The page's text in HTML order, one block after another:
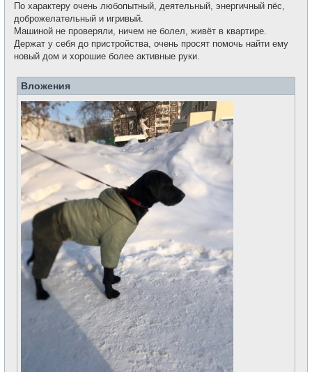
По характеру очень любопытный, деятельный, энергичный пёс,
доброжелательный и игривый.
Машиной не проверяли, ничем не болел, живёт в квартире.
Держат у себя до пристройства, очень просят помочь найти ему
новый дом и хорошие более активные руки.
Вложения